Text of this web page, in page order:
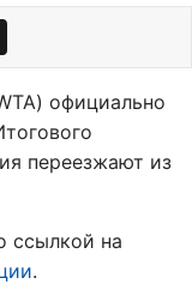
официально
переезжают из
ссылкой на
.